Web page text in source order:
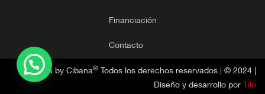
Financiación
Contacto
Zanella by Cibana®
Todos los derechos reservados | © 2024 |
Diseño y desarrollo por Tilo